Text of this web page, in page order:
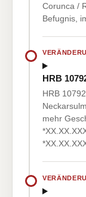
Corunca /
Befugnis,
HRB
HRB
mehr